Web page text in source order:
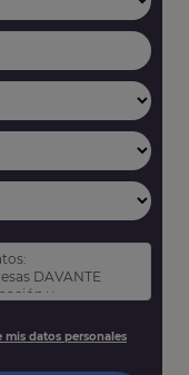
DAVANTE
y
sus datos,
en nuestra
datos personales